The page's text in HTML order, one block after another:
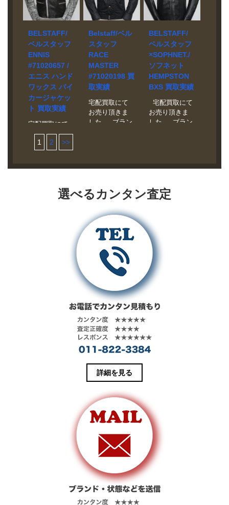
袖には
BELSTAFF x
ーパッチ、後
ろ裾には同系
色でロゴがあ
しらわれてい
人気モデルの
ワックスコッ
トンバージョ
ンです。 約6oz
のコットンフ
ァブリックに
り、軽量なが
ら撥水性を兼
ね備えた一着
になっていま
す。
す。 伝統的な
ハンドワック
スレザーより
も軽量で、ヴ
ィンテージ効
ス加工が施さ
れています。
んだハイブリ
ッドジャケッ
ト。フロント
中央の防水ジ
ッパーはブラ
ンドロゴを飾
ったラバープ
ルタブ付き
で、左袖には
コレクション
のラバーパッ
チがあしらわ
れています。
MASTER
PANTHER 2.0
わせくださ
い。 状態 未使
用品 マテリア
ルは職人技仕
上げのハンド
ワックスカー
フレザー、裏
イニングを使
用していま
モデル
OUTLAW Hand
Waxed Leather
Jacket
#71020305 買
取相場 お問い
合わせくださ
い。 状態 美品
映画「アウト
ロー
（Outlaw）」
で、デイヴィ
スレザーより
ィンテージ効
果を高めるた
めに2次ワック
れています。
Maxford AW16
Blouson Man
取相場 お問い
合わせくださ
い。 状態 美品
マテリアル
に、なめらか
ュレザーを使
用し、肘とシ
る、スリムな
ーブルゾンで
す。
BELSTAFF/
ベルスタッフ
ENNIS
#71020657 /
エニス ハンド
ワックス バイ
カージャケッ
ト 買取実績
宅配買取にて
お売り頂きま
した。 ブラン
合わせくださ
い。 状態 新品
Belstaff/ベル
スタッフ
RACE
MASTER
#71020198 買
取実績
宅配買取にて
お売り頂きま
した。 ブラン
取相場 お問い
い。 状態 新品
メインマテリ
アルは6ozワッ
クスコットン
を使用。 軽さ
と防水性に優
れたロードマ
スターを、シ
ョート丈にア
レンジしてフ
ァッション性
をアップした
一着です。
BELSTAFF/
ベルスタッフ
×SOPHNET./
ソフネット
HEMPSTON
BXS 買取実績
宅配買取にて
お売り頂きま
した。 ブラン
HEMPSTON
お問い合わせ
ください。 状
レザー、裏地
にはカラフル
なカモフラー
ジュを配した
ソフ×ベルスタ
ッフの限定コ
ラボレーショ
す。
1 2 >>
選べるカンタン査定
詳細を見る